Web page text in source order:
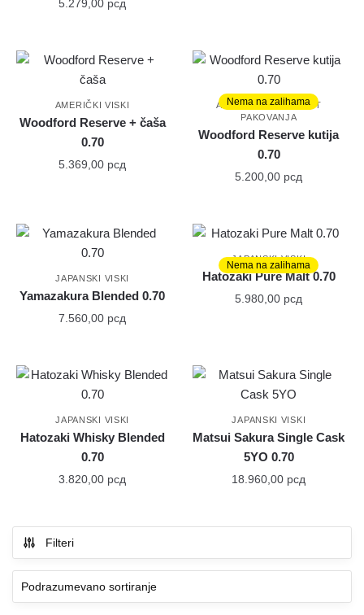
5.279,00 рсд
AMERIČKI VISKI
Woodford Reserve + čaša
0.70
5.369,00 рсд
Nema na zalihama
AMERIČKI VISKI,GIFT
PAKOVANJA
Woodford Reserve kutija
0.70
5.200,00 рсд
JAPANSKI VISKI
Yamazakura Blended 0.70
7.560,00 рсд
Nema na zalihama
JAPANSKI VISKI
Hatozaki Pure Malt 0.70
5.980,00 рсд
JAPANSKI VISKI
Hatozaki Whisky Blended
0.70
3.820,00 рсд
JAPANSKI VISKI
Matsui Sakura Single Cask
5YO 0.70
18.960,00 рсд
Filteri